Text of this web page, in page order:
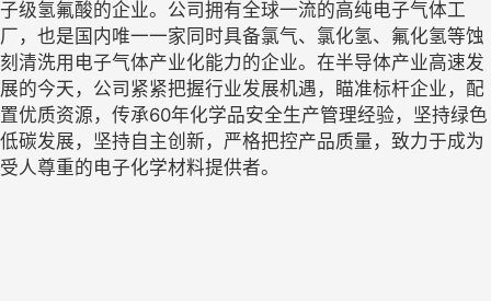
子级氢氟酸的企业。公司拥有全球一流的高纯电子气体工
厂，也是国内唯一一家同时具备氯气、氯化氢、氟化氢等蚀
刻清洗用电子气体产业化能力的企业。在半导体产业高速发
展的今天，公司紧紧把握行业发展机遇，瞄准标杆企业，配
置优质资源，传承60年化学品安全生产管理经验，坚持绿色
低碳发展，坚持自主创新，严格把控产品质量，致力于成为
受人尊重的电子化学材料提供者。